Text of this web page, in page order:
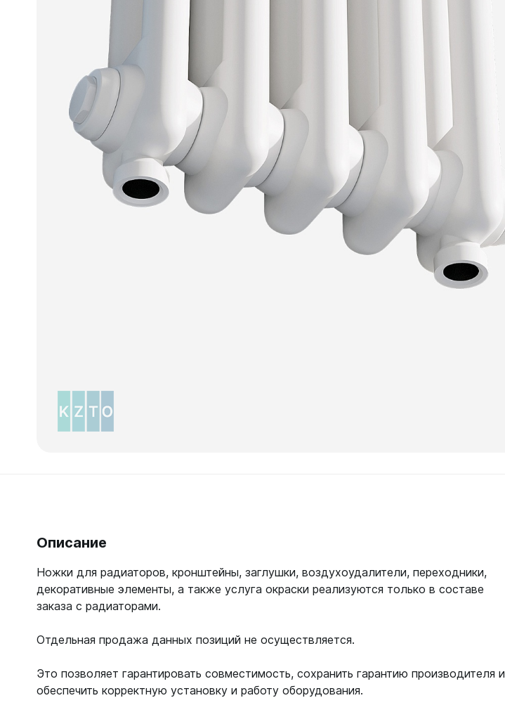
Могут быть трудности с получением
сообщений в WhatsApp и Telegram,
воспользуйтесь другими каналами
Написать в WhatsApp
Написать в Telegram
Написать в Max
Ellipse P V
Ellipse P H
Гармония
Гармония 1, 2
Гармония С40
Гармония C25 N
Гармония А40
Гармония А25 N
Гармония А20
Параллели
Параллели В
Параллели Г
Quadrum
Quadrum 30 H
Quadrum 30 V
Quadrum 40 H
Quadrum 40 V
Quadrum 50 H
Quadrum 50 V
Описание
Ножки для радиаторов, кронштейны, заглушки, воздухоудалители, переходники,
декоративные элементы, а также услуга окраски реализуются только в составе
заказа с радиаторами.
Отдельная продажа данных позиций не осуществляется.
Это позволяет гарантировать совместимость, сохранить гарантию производителя и
обеспечить корректную установку и работу оборудования.